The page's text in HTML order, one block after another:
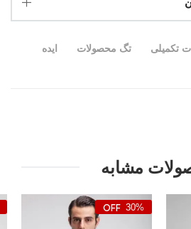
تکمیلی تگ محصولات ایده
مشابه
30%